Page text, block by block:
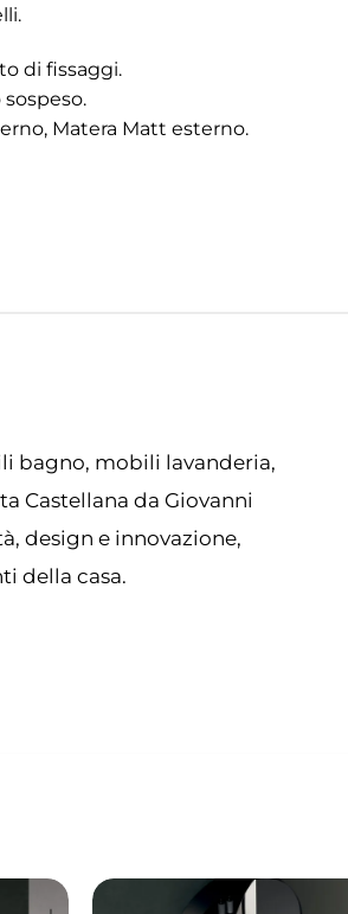
di fissaggi.
Matera Matt esterno.
bagno, mobili lavanderia,
Castellana da Giovanni
design e innovazione,
della casa.